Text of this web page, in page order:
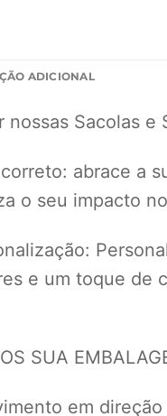
ADICIONAL
nossas Sacolas e
abrace a
o seu impacto
e um toque de
SUA
em